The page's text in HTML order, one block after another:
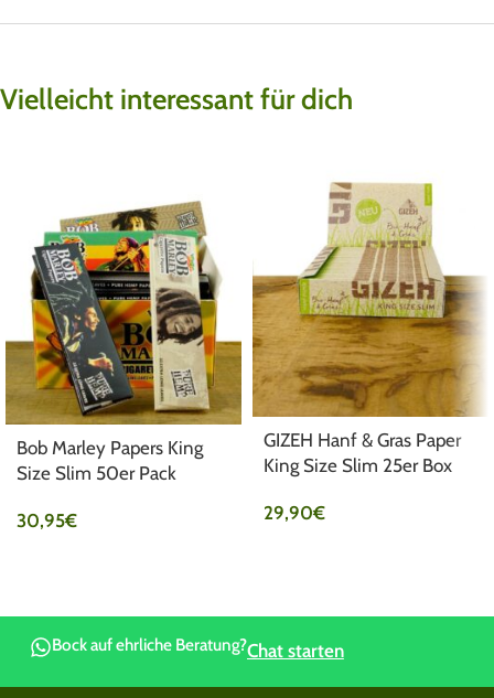
Vielleicht interessant für dich
Bob Marley Papers King
Size Slim 50er Pack
30,95€
GIZEH Hanf & Gras Paper
King Size Slim 25er Box
29,90€
Bock auf ehrliche Beratung?Chat starten